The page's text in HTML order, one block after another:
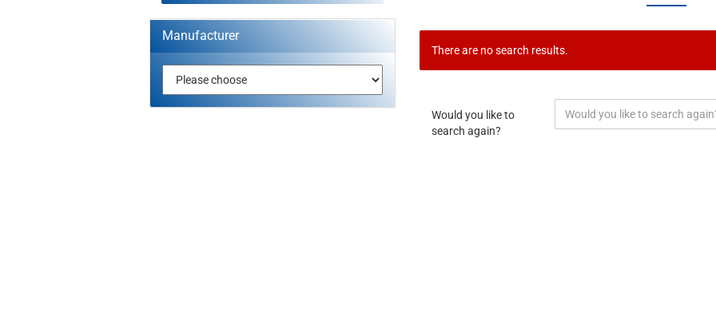
Create a new
There are no search results.
Would you like to
search again?
Manufacturer